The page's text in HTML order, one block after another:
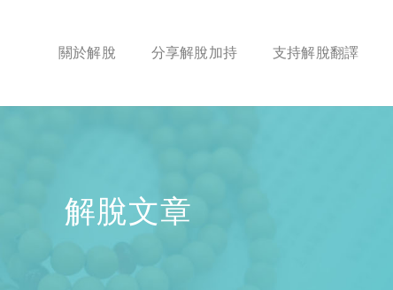
關於解脫 分享解脫加持 支持解脫翻譯
解脫文章